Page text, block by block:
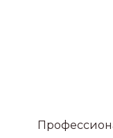
по
и
Никаких
оплата